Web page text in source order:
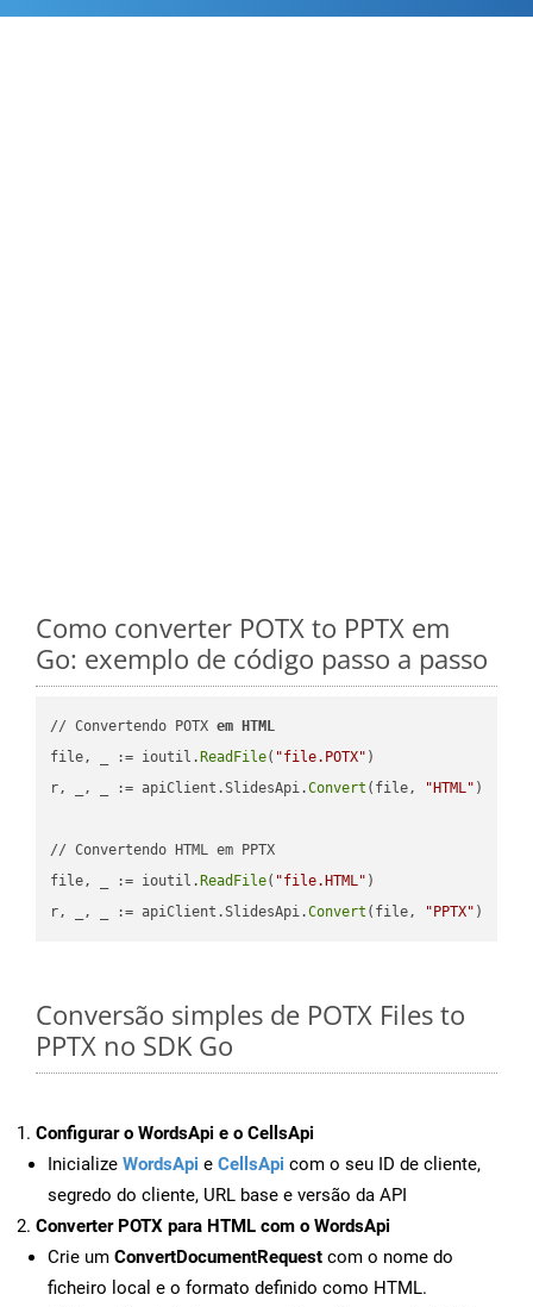
Como converter POTX to PPTX em
Go: exemplo de código passo a passo
// Convertendo POTX em
HTML
file, _ := ioutil. ReadFile( "file.POTX" )
r, _, _ := apiClient.SlidesApi.Convert (file, "HTML" )
// Convertendo HTML em PPTX
file, _ := ioutil. ReadFile( "file.HTML" )
r, _, _ := apiClient.SlidesApi.Convert (file, "PPTX"
Conversão simples de POTX Files to
PPTX no SDK Go
Configurar o WordsApi e o CellsApi
Inicialize WordsApi e CellsApi com o seu ID de cliente,
segredo do cliente, URL base e versão da API
Converter POTX para HTML com o WordsApi
Crie um ConvertDocumentRequest com o nome do
ficheiro local e o formato definido como HTML.